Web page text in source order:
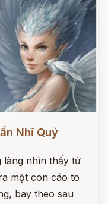
Nhĩ Quỷ
làng nhìn thấy từ
một con cáo to
bay theo sau